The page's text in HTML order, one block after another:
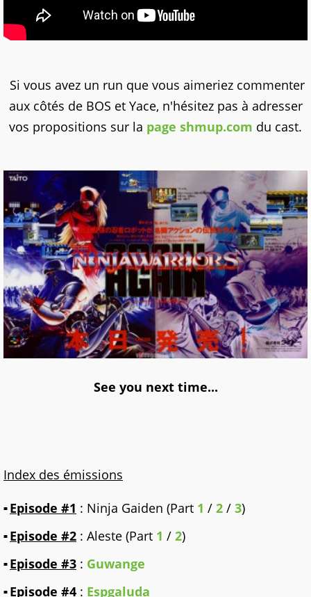
Si vous avez un run que vous aimeriez commenter
aux côtés de BOS et Yace, n'hésitez pas à adresser
vos propositions sur la page shmup.com du cast.
See you next time...
Index des émissions
Episode #1 : Ninja Gaiden (Part 1 / 2 / 3)
Episode #2 : Aleste (Part 1 / 2)
Episode #3 : Guwange
Episode #4 : Espgaluda